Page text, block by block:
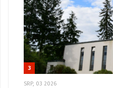
3
SRP, 03 2026